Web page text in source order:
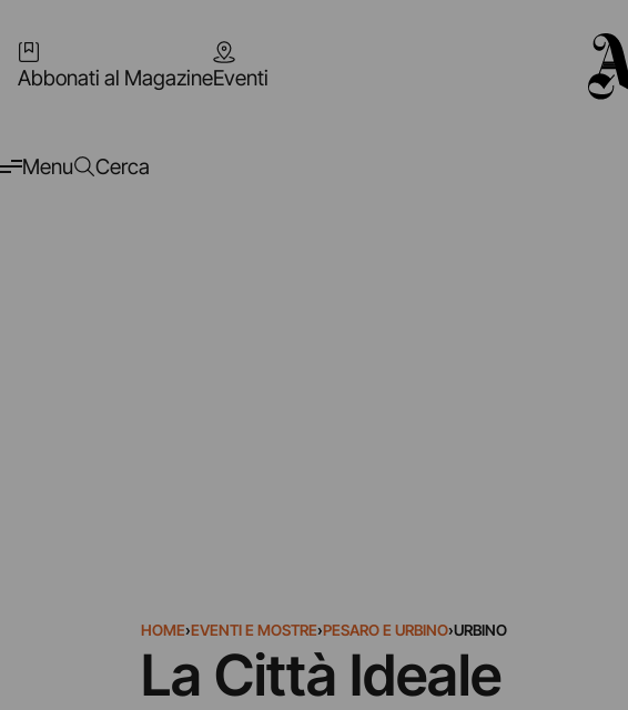
Abbonati al MagazineEventi
Menu Cerca
HOME›EVENTI E MOSTRE›PESARO E URBINO›URBINO
La Città Ideale